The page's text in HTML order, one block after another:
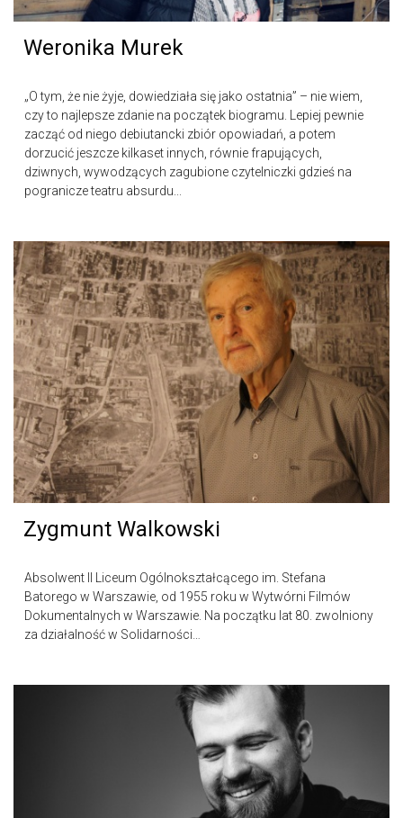
Weronika Murek
„O tym, że nie żyje, dowiedziała się jako ostatnia” – nie wiem,
czy to najlepsze zdanie na początek biogramu. Lepiej pewnie
zacząć od niego debiutancki zbiór opowiadań, a potem
dorzucić jeszcze kilkaset innych, równie frapujących,
dziwnych, wywodzących zagubione czytelniczki gdzieś na
pogranicze teatru absurdu...
Zygmunt Walkowski
Absolwent II Liceum Ogólnokształcącego im. Stefana
Batorego w Warszawie, od 1955 roku w Wytwórni Filmów
Dokumentalnych w Warszawie. Na początku lat 80. zwolniony
za działalność w Solidarności…